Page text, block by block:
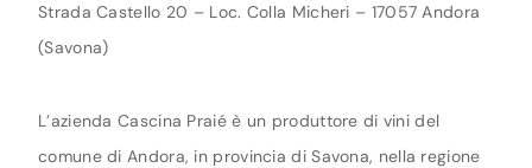
Strada Castello 20 – Loc. Colla Micheri – 17057 Andora
(Savona)
L’azienda Cascina Praié è un produttore di vini del
comune di Andora, in provincia di Savona, nella regione